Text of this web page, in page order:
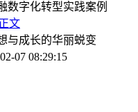
文
与成长的华丽蜕变
07 08:29:15